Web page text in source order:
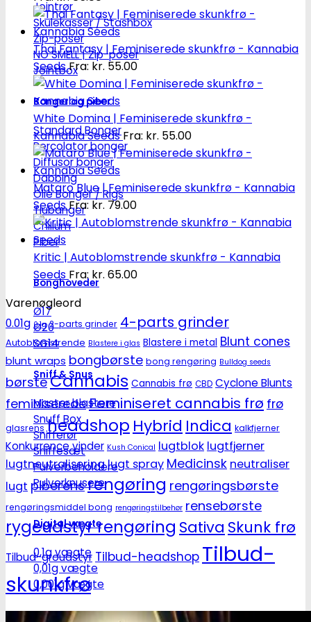
Jointrør
Skulekasser / Stashbox
Zip-poser
NO SMELL | Zip-poser
Jointbox
Bonger og piber
Standard Bonger
Percolator bonger
Diffusor bonger
Dabbing
Olie Bonger / Rigs
Tjubanger
Chillum
Piber
Bonghoveder
Ø17
Ø20
SG14
Sniff & Snus
Master blastere
Snuff Box
Snifferør
Sniffesæt
Pulverbeholdere
Pulverknusere
Digital vægte
0,1g vægte
0,01g vægte
0,001g vægte
Thai Fantasy | Feminiserede skunkfrø - Kannabia
SeedsFra: kr. 55.00
White Domina | Feminiserede skunkfrø -
Kannabia Seeds Fra: kr. 55.00
Mataro Blue | Feminiserede skunkfrø - Kannabia
SeedsFra: kr. 79.00
Kritic | Autoblomstrende skunkfrø - Kannabia
Seeds Fra: kr. 65.00
Varenøgleord
0.01g 0.1g 2-parts grinder 4-parts grinder
Autoblomstrende Blastere i glas Blastere i metal Blunt cones
blunt wraps bongbørste bong rengøring Bulldog seeds
børsteCannabis Cannabis frø CBD Cyclone Blunts
feminiseredeFeminiseret cannabis frø frø
glasrens headshop Hybrid Indica kalkfjerner
Konkurrence vinder Kush Conical lugtblok lugtfjerner
lugtneutraliseringlugt spray Medicinsk neutraliser
lugt piberensrengøring rengøringsbørste
rengøringsmiddel bong rengøringstilbehør rensebørste
rygeudstyr rengøring Sativa Skunk frø
Tilbud-groudstyr Tilbud-headshop Tilbud-
skunkfrø